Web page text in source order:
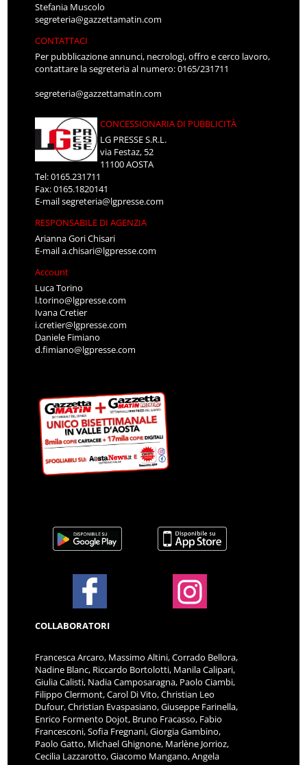
Stefania Muscolo
segreteria@gazzettamatin.com
CONTATTACI
Per pubblicazione annunci, necrologi, offro e cerco lavoro,
contattare la segreteria al numero: 0165/231711
segreteria@gazzettamatin.com
CONCESSIONARIA DI PUBBLICITÀ
LG PRESSE S.R.L.
via Festaz, 52
11100 AOSTA
Tel: 0165.231711
Fax: 0165.1820141
E-mailsegreteria@lgpresse.com
RESPONSABILE DI AGENZIA
Arianna Gori Chisari
E-maila.chisari@lgpresse.com
Account
Luca Torino
l.torino@lgpresse.com
Ivana Cretier
i.cretier@lgpresse.com
Daniele Fimiano
d.fimiano@lgpresse.com
COLLABORATORI
Francesca Arcaro, Massimo Altini, Corrado Bellora,
Nadine Blanc, Riccardo Bortolotti, Manila Calipari,
Giulia Calisti, Nadia Camposaragna, Paolo Ciambi,
Filippo Clermont, Carol Di Vito, Christian Leo
Dufour, Christian Evaspasiano, Giuseppe Farinella,
Enrico Formento Dojot, Bruno Fracasso, Fabio
Francesconi, Sofia Fregnani, Giorgia Gambino,
Paolo Gatto, Michael Ghignone, Marlène Jorrioz,
Cecilia Lazzarotto, Giacomo Mangano, Angela